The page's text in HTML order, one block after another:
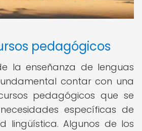
pedagógicos
la enseñanza de lenguas
contar con una
pedagógicos que se
específicas de
lingüística. Algunos de los